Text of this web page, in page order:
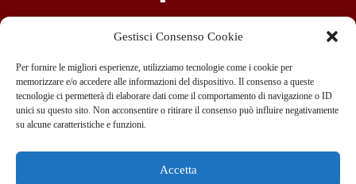
Gestisci Consenso Cookie
Per fornire le migliori esperienze, utilizziamo tecnologie come i cookie per
memorizzare e/o accedere alle informazioni del dispositivo. Il consenso a queste
tecnologie ci permetterà di elaborare dati come il comportamento di navigazione o ID
unici su questo sito. Non acconsentire o ritirare il consenso può influire negativamente
su alcune caratteristiche e funzioni.
Accetta
+39 351 970 89 33
info@teammotor.it